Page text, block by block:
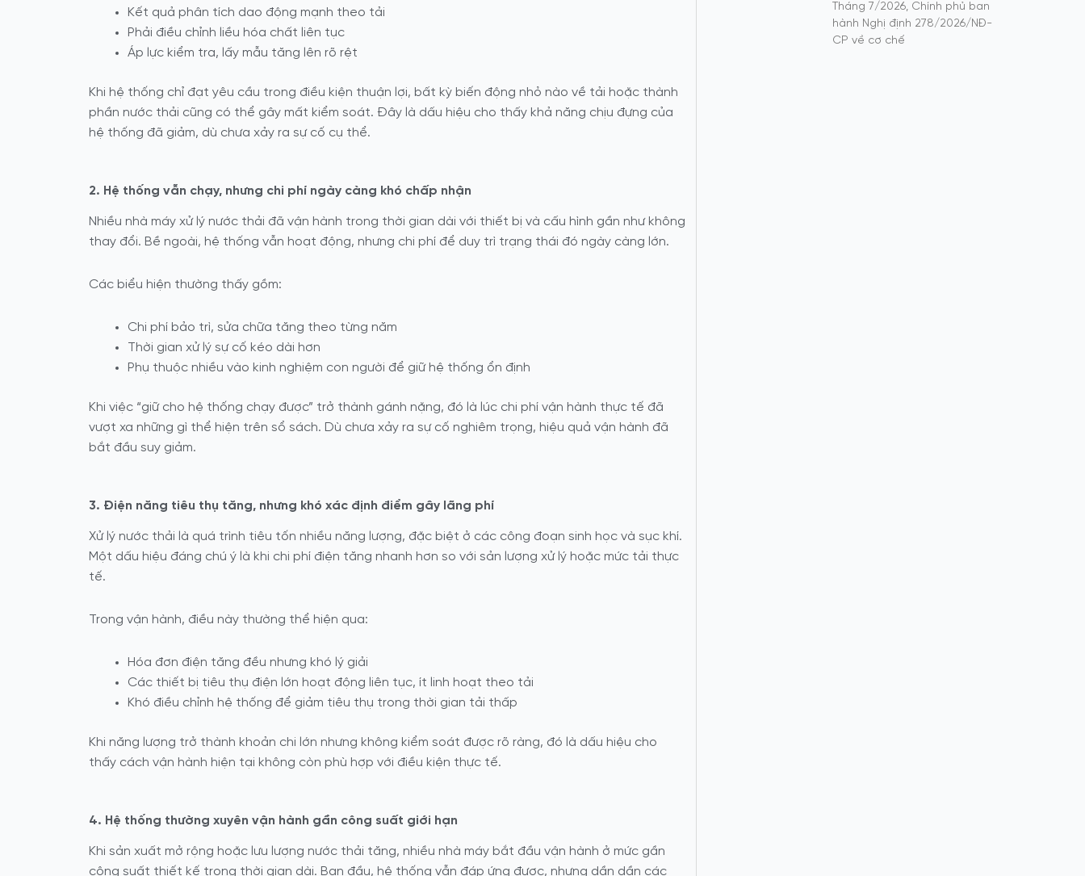
Kết quả phân tích dao động mạnh theo tải
Phải điều chỉnh liều hóa chất liên tục
Áp lực kiểm tra, lấy mẫu tăng lên rõ rệt
Khi hệ thống chỉ đạt yêu cầu trong điều kiện thuận lợi, bất kỳ biến động nhỏ nào về tải hoặc thành
phần nước thải cũng có thể gây mất kiểm soát. Đây là dấu hiệu cho thấy khả năng chịu đựng của
hệ thống đã giảm, dù chưa xảy ra sự cố cụ thể.
2. Hệ thống vẫn chạy, nhưng chi phí ngày càng khó chấp nhận
Nhiều nhà máy xử lý nước thải đã vận hành trong thời gian dài với thiết bị và cấu hình gần như không
thay đổi. Bề ngoài, hệ thống vẫn hoạt động, nhưng chi phí để duy trì trạng thái đó ngày càng lớn.
Các biểu hiện thường thấy gồm:
Chi phí bảo trì, sửa chữa tăng theo từng năm
Thời gian xử lý sự cố kéo dài hơn
Phụ thuộc nhiều vào kinh nghiệm con người để giữ hệ thống ổn định
Khi việc “giữ cho hệ thống chạy được” trở thành gánh nặng, đó là lúc chi phí vận hành thực tế đã
vượt xa những gì thể hiện trên sổ sách. Dù chưa xảy ra sự cố nghiêm trọng, hiệu quả vận hành đã
bắt đầu suy giảm.
3. Điện năng tiêu thụ tăng, nhưng khó xác định điểm gây lãng phí
Xử lý nước thải là quá trình tiêu tốn nhiều năng lượng, đặc biệt ở các công đoạn sinh học và sục khí.
Một dấu hiệu đáng chú ý là khi chi phí điện tăng nhanh hơn so với sản lượng xử lý hoặc mức tải thực
tế.
Trong vận hành, điều này thường thể hiện qua:
Hóa đơn điện tăng đều nhưng khó lý giải
Các thiết bị tiêu thụ điện lớn hoạt động liên tục, ít linh hoạt theo tải
Khó điều chỉnh hệ thống để giảm tiêu thụ trong thời gian tải thấp
Khi năng lượng trở thành khoản chi lớn nhưng không kiểm soát được rõ ràng, đó là dấu hiệu cho
thấy cách vận hành hiện tại không còn phù hợp với điều kiện thực tế.
4. Hệ thống thường xuyên vận hành gần công suất giới hạn
Khi sản xuất mở rộng hoặc lưu lượng nước thải tăng, nhiều nhà máy bắt đầu vận hành ở mức gần
công suất thiết kế trong thời gian dài. Ban đầu, hệ thống vẫn đáp ứng được, nhưng dần dần các
Tháng 7/2026, Chính phủ ban
hành Nghị định 278/2026/NĐ-
CP về cơ chế